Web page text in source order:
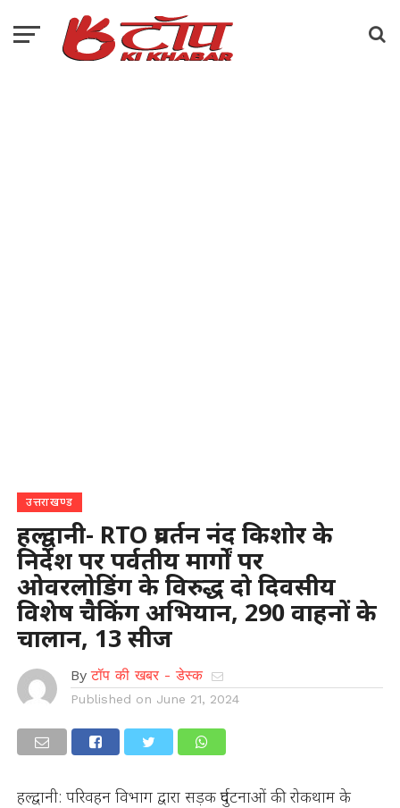
उत्तराखण्ड
हल्द्वानी- RTO प्रवर्तन नंद किशोर के
निर्देश पर पर्वतीय मार्गों पर
ओवरलोडिंग के विरुद्ध दो दिवसीय
विशेष चैकिंग अभियान, 290 वाहनों के
चालान, 13 सीज
By टॉप की खबर - डेस्क
Published on June 21, 2024
हल्द्वानी: परिवहन विभाग द्वारा सड़क दुर्घटनाओं की रोकथाम के